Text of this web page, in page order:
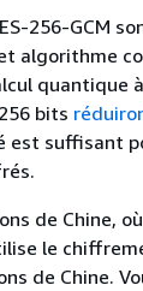
256-GCM
algorithme
quantique
bits
est suffisant
de Chine,
le
de Chine.